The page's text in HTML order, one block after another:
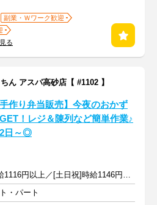
副業・Ｗワーク歓迎
る
アスパ高砂店【 #1102 】
手作り弁当販売】今夜のおかず
！レジ＆陳列など簡単作業♪
日～◎
[平日]時給1116円以上／[土日祝]時給1146円以上+交通費支給
・パート